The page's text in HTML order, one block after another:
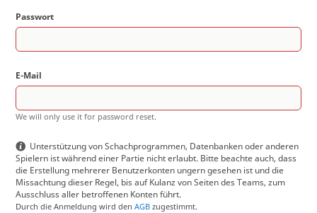
Passwort
E-Mail
We will only use it for password reset.
Unterstützung von Schachprogrammen, Datenbanken oder anderen
Spielern ist während einer Partie nicht erlaubt. Bitte beachte auch, dass
die Erstellung mehrerer Benutzerkonten ungern gesehen ist und die
Missachtung dieser Regel, bis auf Kulanz von Seiten des Teams, zum
Ausschluss aller betroffenen Konten führt.
Durch die Anmeldung wird den AGBzugestimmt.